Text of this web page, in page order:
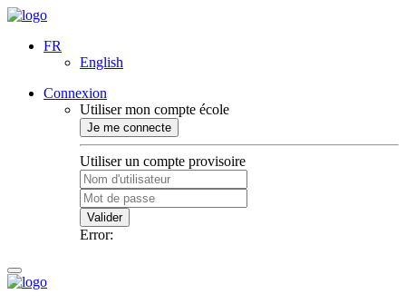
FR
English
Connexion
Utiliser mon compte école
Je me connecte
Utiliser un compte provisoire
Valider
Error: